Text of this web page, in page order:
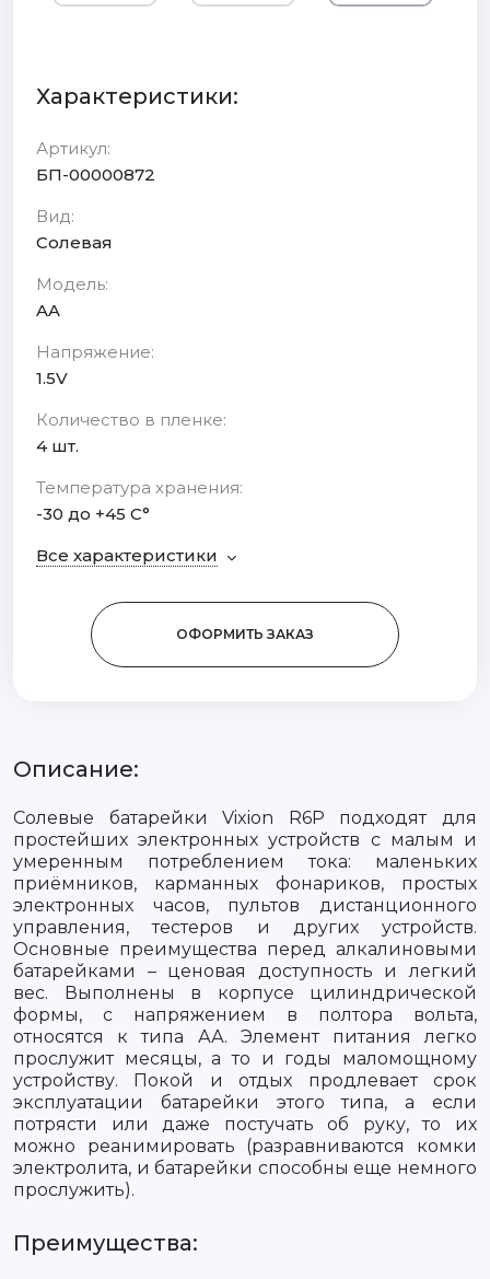
Характеристики:
Артикул:
БП-00000872
Вид:
Солевая
Модель:
AA
Напряжение:
1.5V
Количество в пленке:
4 шт.
Температура хранения:
-30 до +45 С°
Все характеристики
ОФОРМИТЬ ЗАКАЗ
Описание:
Солевые батарейки Vixion R6P подходят для
простейших электронных устройств с малым и
умеренным потреблением тока: маленьких
приёмников, карманных фонариков, простых
электронных часов, пультов дистанционного
управления, тестеров и других устройств.
Основные преимущества перед алкалиновыми
батарейками – ценовая доступность и легкий
вес. Выполнены в корпусе цилиндрической
формы, с напряжением в полтора вольта,
относятся к типа АА. Элемент питания легко
прослужит месяцы, а то и годы маломощному
устройству. Покой и отдых продлевает срок
эксплуатации батарейки этого типа, а если
потрясти или даже постучать об руку, то их
можно реанимировать (разравниваются комки
электролита, и батарейки способны еще немного
прослужить).
Преимущества: